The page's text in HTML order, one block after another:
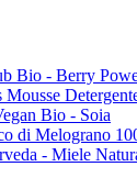
Bio - Berry
Bio - Soia
di Melograno
- Miele